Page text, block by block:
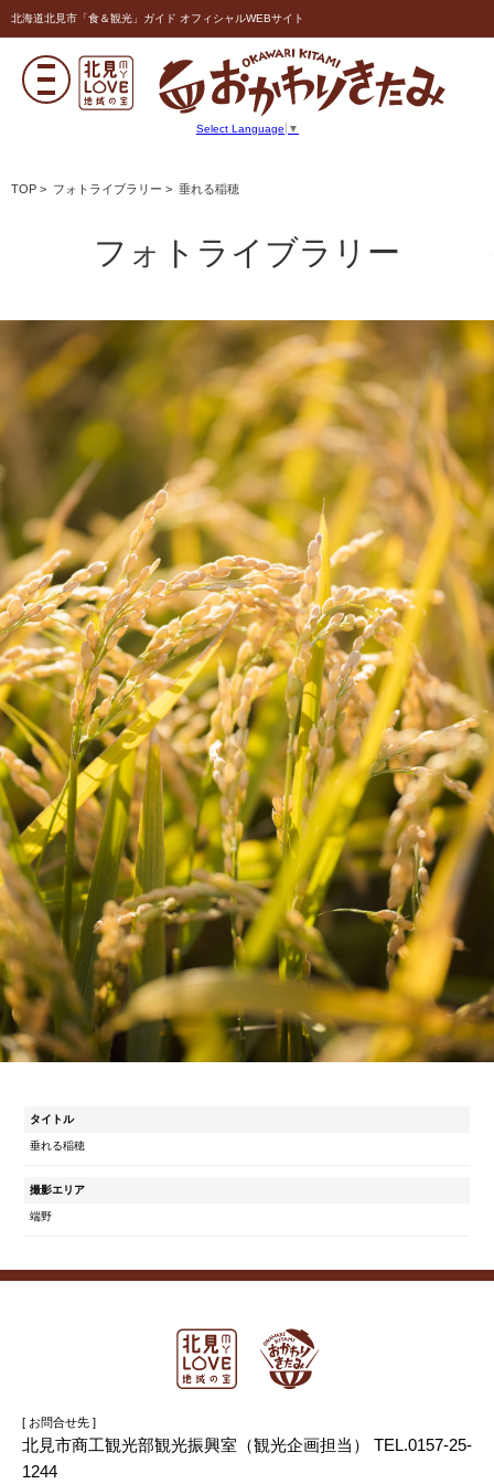
北海道北見市「食＆観光」ガイド オフィシャルWEBサイト
Select Language ▼
TOP > フォトライブラリー > 垂れる稲穂
フォトライブラリー
タイトル
垂れる稲穂
撮影エリア
端野
[ お問合せ先 ]
北見市商工観光部観光振興室（観光企画担当） TEL.0157-25-
1244